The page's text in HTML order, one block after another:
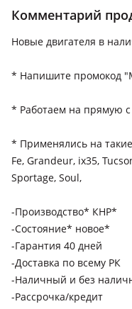
2012 - 2016 3 поколение
рестайлинг (DM/DMA),
2020 - н.в. 4 поколение
2014 - 2017 7
2015 - 2019 3
рестайлинг (TL/TLE),
Kia Forte
рестайлинг
Kia Cadenza
2009 - 2013 1
рестайлинг, 2016 -
поколение рестайлинг
Комментарий
Новые двигателя в
* Напишите промокод
* Работаем на прямую с
* Применялись на
Fe, Grandeur, ix35,
Sportage, Soul,
-Производство* КНР*
-Состояние* новое*
-Гарантия 40 дней
-Доставка по всему РК
-Наличный и без
-Рассрочка/кредит